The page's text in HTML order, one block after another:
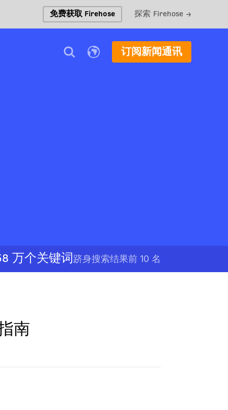
免费获取 Firehose 探索 Firehose →
订阅新闻通讯
万个关键词 跻身搜索结果前 10 名
南